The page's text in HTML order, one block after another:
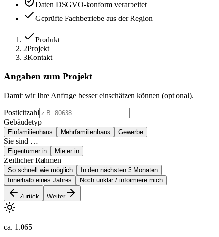
Daten DSGVO-konform verarbeitet
Geprüfte Fachbetriebe aus der Region
Produkt
2Projekt
3Kontakt
Angaben zum Projekt
Damit wir Ihre Anfrage besser einschätzen können (optional).
Postleitzahl
Gebäudetyp
Einfamilienhaus Mehrfamilienhaus Gewerbe
Sie sind …
Eigentümer:in Mieter:in
Zeitlicher Rahmen
So schnell wie möglich
In den nächsten 3 Monaten
Innerhalb eines Jahres
Noch unklar / informiere mich
Zurück Weiter
ca. 1.065